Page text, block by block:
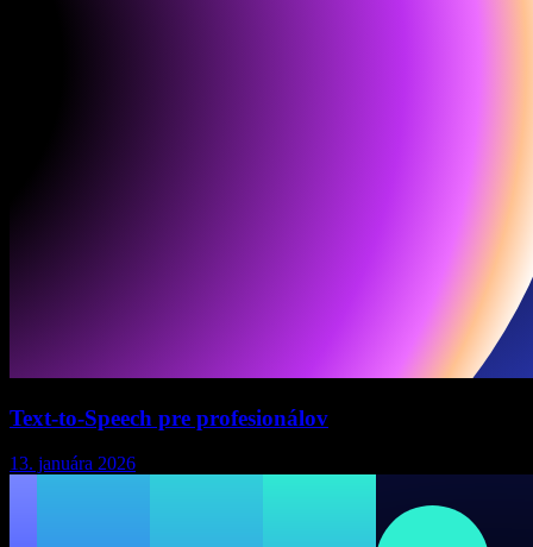
Text-to-Speech pre profesionálov
13. januára 2026